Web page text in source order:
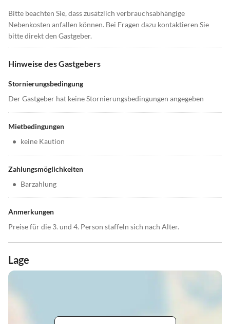
Bitte beachten Sie, dass zusätzlich verbrauchsabhängige
Nebenkosten anfallen können. Bei Fragen dazu kontaktieren Sie
bitte direkt den Gastgeber.
Hinweise des Gastgebers
Stornierungsbedingung
Der Gastgeber hat keine Stornierungsbedingungen angegeben
Mietbedingungen
• keine Kaution
Zahlungsmöglichkeiten
• Barzahlung
Anmerkungen
Preise für die 3. und 4. Person staffeln sich nach Alter.
Lage